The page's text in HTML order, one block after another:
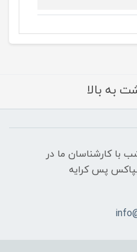
به بالا
تا پنج شنبه 9 صبح تا 9 شب با کارشناسان ما در
پس کرایه